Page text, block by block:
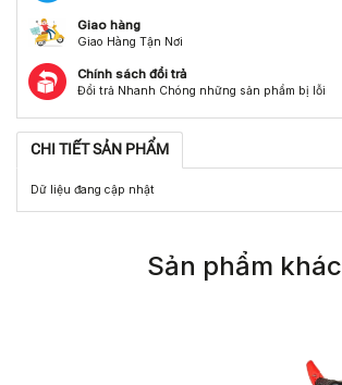
Giao hàng
Giao Hàng Tận Nơi
Chính sách đổi trả
Đổi trả Nhanh Chóng những sản phẩm bị lỗi
CHI TIẾT SẢN PHẨM
Dữ liệu đang cập nhật
Sản phẩm khác